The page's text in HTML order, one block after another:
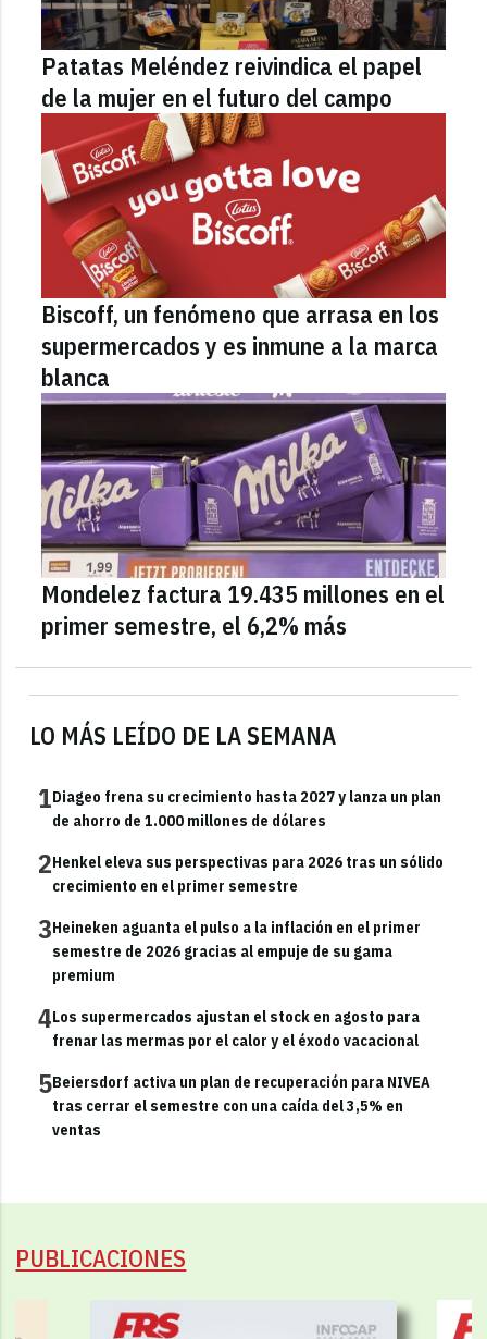
LO MÁS LEÍDO DE LA SEMANA
1Diageo frena su crecimiento hasta 2027 y lanza un plan
de ahorro de 1.000 millones de dólares
2Henkel eleva sus perspectivas para 2026 tras un sólido
crecimiento en el primer semestre
3Heineken aguanta el pulso a la inflación en el primer
semestre de 2026 gracias al empuje de su gama
premium
4Los supermercados ajustan el stock en agosto para
frenar las mermas por el calor y el éxodo vacacional
5Beiersdorf activa un plan de recuperación para NIVEA
tras cerrar el semestre con una caída del 3,5% en
ventas
Patatas Meléndez reivindica el papel
de la mujer en el futuro del campo
Biscoff, un fenómeno que arrasa en los
supermercados y es inmune a la marca
blanca
Mondelez factura 19.435 millones en el
primer semestre, el 6,2% más
PUBLICACIONES